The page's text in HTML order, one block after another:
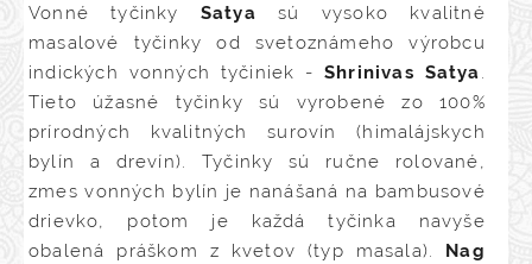
Vonné tyčinky Satya sú vysoko kvalitné
masalové tyčinky od svetoznámeho výrobcu
indických vonných tyčiniek -Shrinivas Satya.
Tieto úžasné tyčinky sú vyrobené zo 100%
prírodných kvalitných surovín (himalájskych
bylín a drevín). Tyčinky sú ručne rolované,
zmes vonných bylín je nanášaná na bambusové
drievko, potom je každá tyčinka navyše
obalená práškom z kvetov (typ masala). Nag